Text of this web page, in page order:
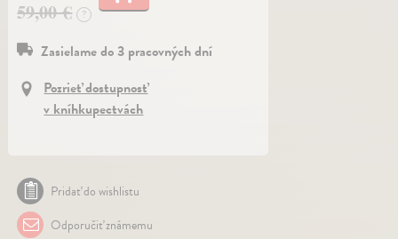
59,00 €
?
Zasielame do 3 pracovných dní
Pozrieť dostupnosť
v kníhkupectvách
Pridať do wishlistu
Odporučiť známemu